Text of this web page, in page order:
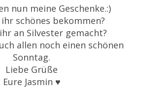
nun meine Geschenke.:)
schönes bekommen?
an Silvester gemacht?
allen noch einen schönen
Sonntag.
Liebe Grüße
Eure Jasmin ♥